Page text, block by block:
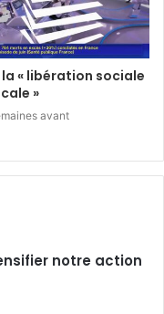
la « libération sociale
»
avant
notre action